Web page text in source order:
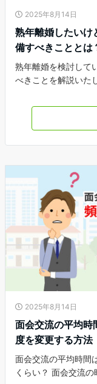
2025年8月14日
熟年離婚したいけ
備すべきこととは
熟年離婚を検討して
べきことを解説いた
2025年8月14日
面会交流の平均時
度を変更する方法
面会交流の平均時間
くらい？ 面会交流の